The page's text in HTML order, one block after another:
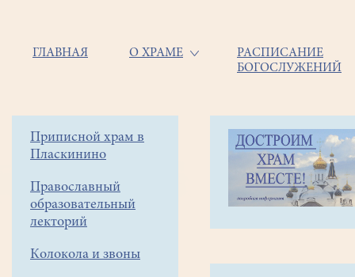
Основная
ГЛАВНАЯ О ХРАМЕ
РАСПИСАНИЕ
БОГОСЛУЖЕНИЙ
Боковое
меню
Приписной храм в
Пласкинино
Православный
образовательный
лекторий
Колокола и звоны
Строка
навигации
Объявления
Расписание
Рождественских